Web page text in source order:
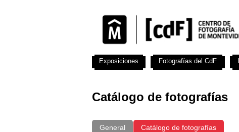
Catálogo de fotografías
General Catálogo de fotografías
Exposiciones Fotografías del CdF